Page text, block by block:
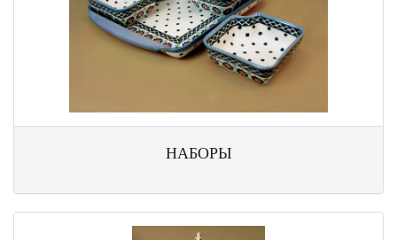
НАБОРЫ